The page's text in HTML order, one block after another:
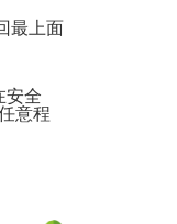
最上面
安全
意程